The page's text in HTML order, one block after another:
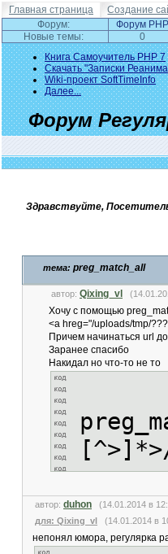
Главная страница Создание
Форум:
Форум PHP
Новые темы:
0
Книга Самоучитель PHP 7
Скачать "Записки
Wiki-проект SoftTimeInfo
Далее...
Форум
Здравствуйте,
тема: preg_match_all
автор: Qixing_vl
Хочу с помощью
<a hreg="/uploads/tmp/
Причем начинаться url
Заранее спасибо
Накидал но что-то не то
автор: duhon (14.01.2014 в
для: Qixing_vl (14.01.2014 в
непонял юмора, регулярка